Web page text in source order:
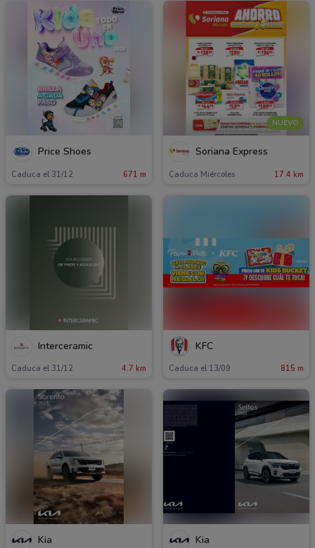
Price Shoes
Caduca el 31/12 671 m
NUEVO
Soriana Express
Caduca Miércoles 17.4 km
Interceramic
Caduca el 31/12 4.7 km
KFC
Caduca el 13/09 815 m
Kia Kia